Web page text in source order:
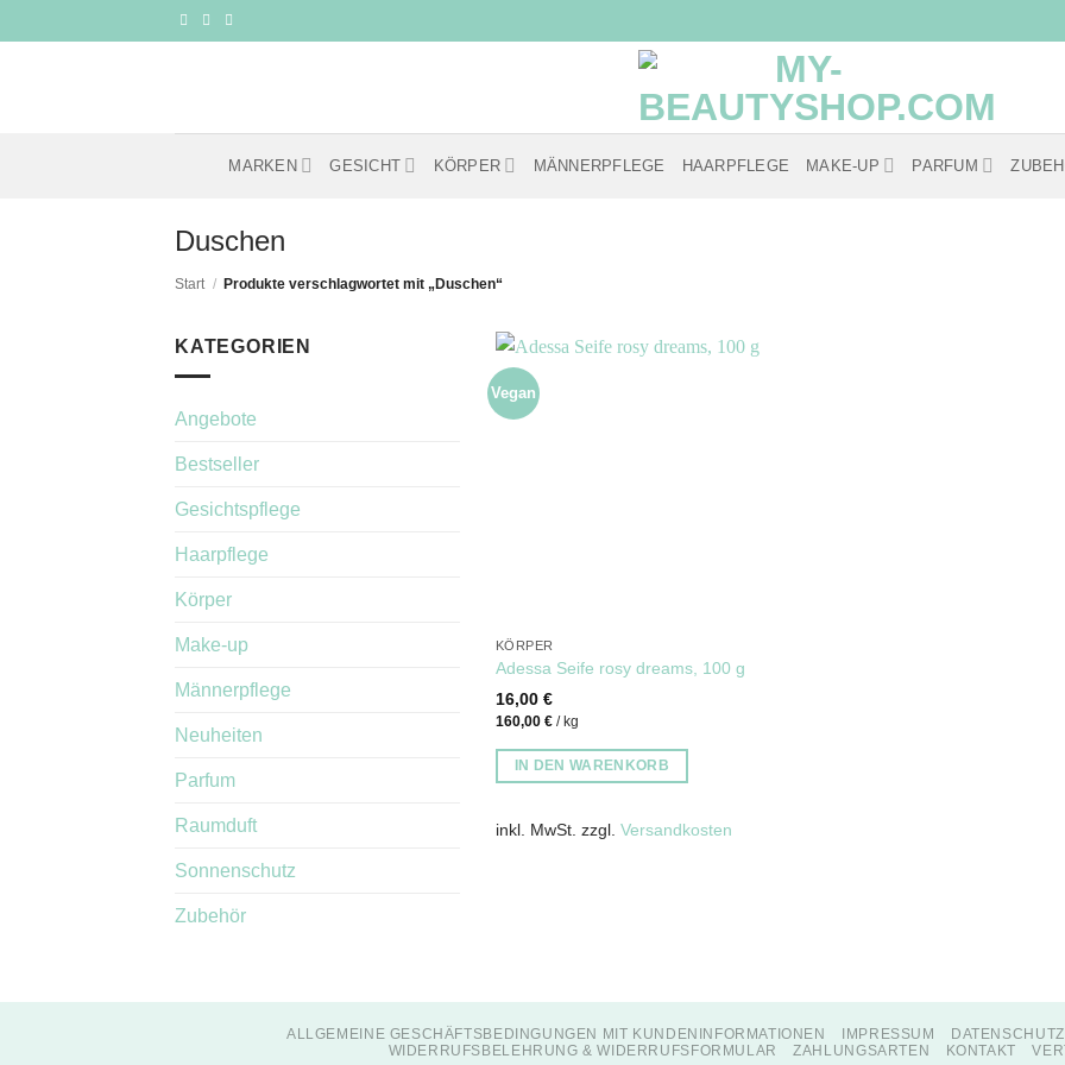
Inhalt
MARKEN GESICHT KÖRPER MÄNNERPFLEGE HAARPFLEGE MAKE-UP PARFUM
Duschen
Start / Produkte verschlagwortet mit „Duschen“
KATEGORIEN
Angebote
Bestseller
Gesichtspflege
Haarpflege
Körper
Make-up
Männerpflege
Neuheiten
Parfum
Raumduft
Sonnenschutz
Zubehör
Vegan
KÖRPER
Adessa Seife rosy dreams, 100 g
16,00 €
160,00 €/ kg
IN DEN WARENKORB
inkl. MwSt. zzgl. Versandkosten
ALLGEMEINE GESCHÄFTSBEDINGUNGEN MIT KUNDENINFORMATIONEN IMPRESSUM
WIDERRUFSBELEHRUNG & WIDERRUFSFORMULAR
ZAHLUNGSARTEN KONTAKT